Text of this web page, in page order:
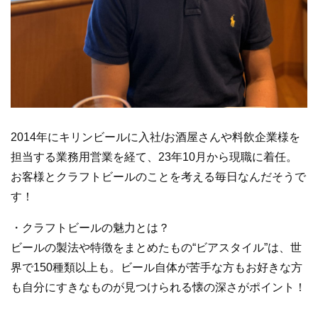
2014年にキリンビールに入社/お酒屋さんや料飲企業様を
担当する業務用営業を経て、23年10月から現職に着任。
お客様とクラフトビールのことを考える毎日なんだそうで
す！
・クラフトビールの魅力とは？
ビールの製法や特徴をまとめたもの“ビアスタイル”は、世
界で150種類以上も。ビール自体が苦手な方もお好きな方
も自分にすきなものが見つけられる懐の深さがポイント！